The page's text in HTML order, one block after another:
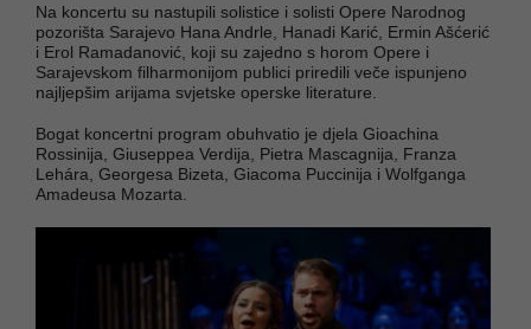
Na koncertu su nastupili solistice i solisti Opere Narodnog
pozorišta Sarajevo Hana Andrle, Hanadi Karić, Ermin Ašćerić
i Erol Ramadanović, koji su zajedno s horom Opere i
Sarajevskom filharmonijom publici priredili veče ispunjeno
najljepšim arijama svjetske operske literature.
Bogat koncertni program obuhvatio je djela Gioachina
Rossinija, Giuseppea Verdija, Pietra Mascagnija, Franza
Lehára, Georgesa Bizeta, Giacoma Puccinija i Wolfganga
Amadeusa Mozarta.